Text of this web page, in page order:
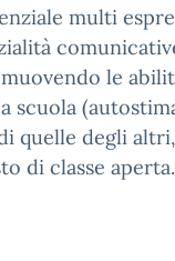
multi
le
a scuola
quelle degli
di classe aperta.